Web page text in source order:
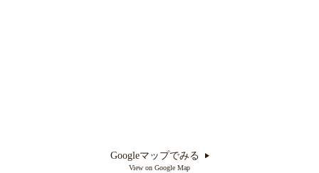
Googleマップでみる
View on Google Map